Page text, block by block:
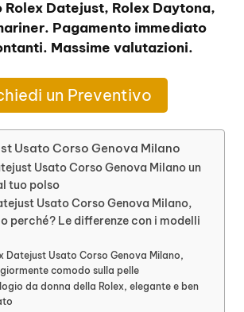
Datejust, Rolex Daytona,
Pagamento immediato
Massime valutazioni.
un Preventivo
Usato Corso Genova Milano
Usato Corso Genova Milano un
tuo polso
Usato Corso Genova Milano,
perché? Le differenze con i modelli
Datejust Usato Corso Genova Milano,
comodo sulla pelle
da donna della Rolex, elegante e ben